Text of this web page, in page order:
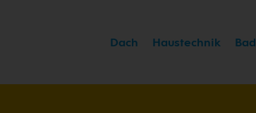
Dach Haustechnik Bad